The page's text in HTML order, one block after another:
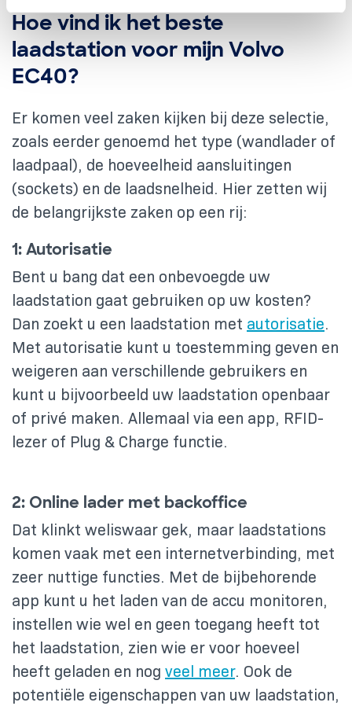
Hoe vind ik het beste
laadstation voor mijn Volvo
EC40?
Er komen veel zaken kijken bij deze selectie,
zoals eerder genoemd het type (wandlader of
laadpaal), de hoeveelheid aansluitingen
(sockets) en de laadsnelheid. Hier zetten wij
de belangrijkste zaken op een rij:
1: Autorisatie
Bent u bang dat een onbevoegde uw
laadstation gaat gebruiken op uw kosten?
Dan zoekt u een laadstation met autorisatie.
Met autorisatie kunt u toestemming geven en
weigeren aan verschillende gebruikers en
kunt u bijvoorbeeld uw laadstation openbaar
of privé maken. Allemaal via een app, RFID-
lezer of Plug & Charge functie.
2: Online lader met backoffice
Dat klinkt weliswaar gek, maar laadstations
komen vaak met een internetverbinding, met
zeer nuttige functies. Met de bijbehorende
app kunt u het laden van de accu monitoren,
instellen wie wel en geen toegang heeft tot
het laadstation, zien wie er voor hoeveel
heeft geladen en nog veel meer. Ook de
potentiële eigenschappen van uw laadstation,